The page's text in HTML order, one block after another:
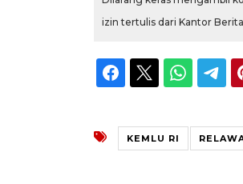
izin tertulis dari Kantor
KEMLU RI